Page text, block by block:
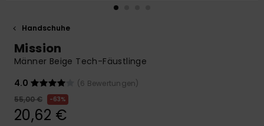
erhalten.
Finden Sie
Antworten auf
die häufigsten
Fragen sowie
Handschuhe
Mission
Männer Beige Tech-Fäustlinge
4.0
(6 Bewertungen)
55,00 €
63%
20,62 €